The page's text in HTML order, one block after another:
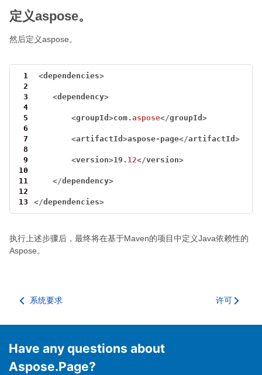
定义aspose。
然后定义aspose。
1 <dependencies>
2
3
<dependency>
4
5
<groupId>com.aspose</groupId>
6
7
<artifactId>aspose- page</artifactId>
8
9
<version>19. 12</version>
10
11
</dependency>
12
13
</dependencies>
执行上述步骤后，最终将在基于Maven的项目中定义Java依赖性的
Aspose。
系统要求 许可
Have any questions about
Aspose.Page?